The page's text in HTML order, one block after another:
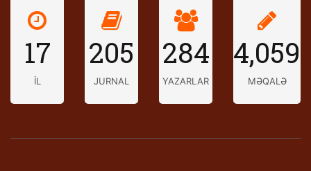
17
İL
205
JURNAL
284
YAZARLAR
4,059
MƏQALƏ